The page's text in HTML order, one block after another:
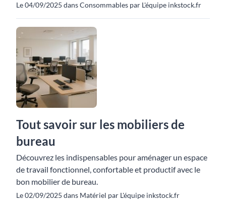
Le 04/09/2025 dans Consommables par L'équipe inkstock.fr
Tout savoir sur les mobiliers de
bureau
Découvrez les indispensables pour aménager un espace
de travail fonctionnel, confortable et productif avec le
bon mobilier de bureau.
Le 02/09/2025 dans Matériel par L'équipe inkstock.fr